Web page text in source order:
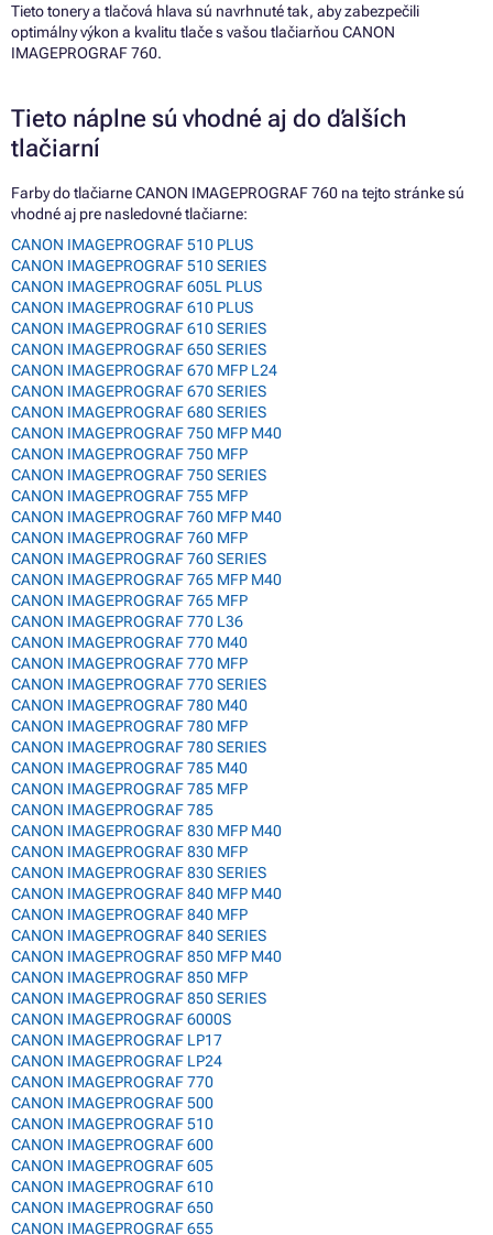
Tieto tonery a tlačová hlava sú navrhnuté tak, aby zabezpečili
optimálny výkon a kvalitu tlače s vašou tlačiarňou CANON
IMAGEPROGRAF 760.
Tieto náplne sú vhodné aj do ďalších
tlačiarní
Farby do tlačiarne CANON IMAGEPROGRAF 760 na tejto stránke sú
vhodné aj pre nasledovné tlačiarne:
CANON IMAGEPROGRAF 510 PLUS
CANON IMAGEPROGRAF 510 SERIES
CANON IMAGEPROGRAF 605L PLUS
CANON IMAGEPROGRAF 610 PLUS
CANON IMAGEPROGRAF 610 SERIES
CANON IMAGEPROGRAF 650 SERIES
CANON IMAGEPROGRAF 670 MFP L24
CANON IMAGEPROGRAF 670 SERIES
CANON IMAGEPROGRAF 680 SERIES
CANON IMAGEPROGRAF 750 MFP M40
CANON IMAGEPROGRAF 750 MFP
CANON IMAGEPROGRAF 750 SERIES
CANON IMAGEPROGRAF 755 MFP
CANON IMAGEPROGRAF 760 MFP M40
CANON IMAGEPROGRAF 760 MFP
CANON IMAGEPROGRAF 760 SERIES
CANON IMAGEPROGRAF 765 MFP M40
CANON IMAGEPROGRAF 765 MFP
CANON IMAGEPROGRAF 770 L36
CANON IMAGEPROGRAF 770 M40
CANON IMAGEPROGRAF 770 MFP
CANON IMAGEPROGRAF 770 SERIES
CANON IMAGEPROGRAF 780 M40
CANON IMAGEPROGRAF 780 MFP
CANON IMAGEPROGRAF 780 SERIES
CANON IMAGEPROGRAF 785 M40
CANON IMAGEPROGRAF 785 MFP
CANON IMAGEPROGRAF 785
CANON IMAGEPROGRAF 830 MFP M40
CANON IMAGEPROGRAF 830 MFP
CANON IMAGEPROGRAF 830 SERIES
CANON IMAGEPROGRAF 840 MFP M40
CANON IMAGEPROGRAF 840 MFP
CANON IMAGEPROGRAF 840 SERIES
CANON IMAGEPROGRAF 850 MFP M40
CANON IMAGEPROGRAF 850 MFP
CANON IMAGEPROGRAF 850 SERIES
CANON IMAGEPROGRAF 6000S
CANON IMAGEPROGRAF LP17
CANON IMAGEPROGRAF LP24
CANON IMAGEPROGRAF 770
CANON IMAGEPROGRAF 500
CANON IMAGEPROGRAF 510
CANON IMAGEPROGRAF 600
CANON IMAGEPROGRAF 605
CANON IMAGEPROGRAF 610
CANON IMAGEPROGRAF 650
CANON IMAGEPROGRAF 655